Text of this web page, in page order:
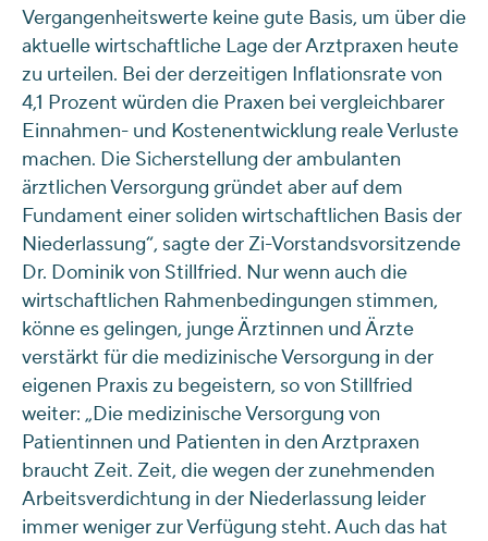
Vergangenheitswerte keine gute Basis, um über die
aktuelle wirtschaftliche Lage der Arztpraxen heute
zu urteilen. Bei der derzeitigen Inflationsrate von
4,1 Prozent würden die Praxen bei vergleichbarer
Einnahmen- und Kostenentwicklung reale Verluste
machen. Die Sicherstellung der ambulanten
ärztlichen Versorgung gründet aber auf dem
Fundament einer soliden wirtschaftlichen Basis der
Niederlassung“, sagte der Zi-Vorstandsvorsitzende
Dr. Dominik von Stillfried. Nur wenn auch die
wirtschaftlichen Rahmenbedingungen stimmen,
könne es gelingen, junge Ärztinnen und Ärzte
verstärkt für die medizinische Versorgung in der
eigenen Praxis zu begeistern, so von Stillfried
weiter: „Die medizinische Versorgung von
Patientinnen und Patienten in den Arztpraxen
braucht Zeit. Zeit, die wegen der zunehmenden
Arbeitsverdichtung in der Niederlassung leider
immer weniger zur Verfügung steht. Auch das hat